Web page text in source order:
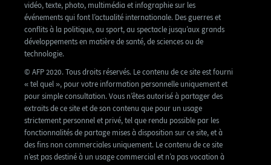
vidéo, texte, photo, multimédia et infographie sur les
événements qui font l’actualité internationale. Des guerres et
conflits à la politique, au sport, au spectacle jusqu’aux grands
développements en matière de santé, de sciences ou de
technologie.
© AFP 2020. Tous droits réservés. Le contenu de ce site est fourni
« tel quel », pour votre information personnelle uniquement et
pour simple consultation. Vous n’êtes autorisé à partager des
extraits de ce site et de son contenu que pour un usage
strictement personnel et privé, tel que rendu possible par les
fonctionnalités de partage mises à disposition sur ce site, et à
des fins non commerciales uniquement. Le contenu de ce site
n’est pas destiné à un usage commercial et n’a pas vocation à